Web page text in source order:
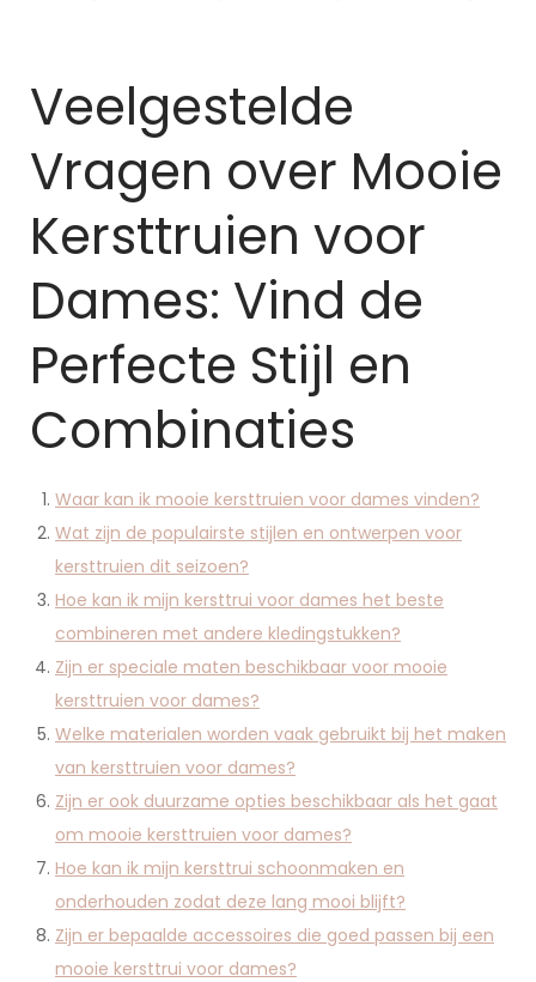
Veelgestelde
Vragen over Mooie
Kersttruien voor
Dames: Vind de
Perfecte Stijl en
Combinaties
Waar kan ik mooie kersttruien voor dames vinden?
Wat zijn de populairste stijlen en ontwerpen voor
kersttruien dit seizoen?
Hoe kan ik mijn kersttrui voor dames het beste
combineren met andere kledingstukken?
Zijn er speciale maten beschikbaar voor mooie
kersttruien voor dames?
Welke materialen worden vaak gebruikt bij het maken
van kersttruien voor dames?
Zijn er ook duurzame opties beschikbaar als het gaat
om mooie kersttruien voor dames?
Hoe kan ik mijn kersttrui schoonmaken en
onderhouden zodat deze lang mooi blijft?
Zijn er bepaalde accessoires die goed passen bij een
mooie kersttrui voor dames?